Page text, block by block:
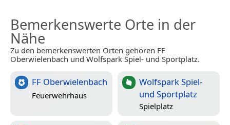
Bemerkenswerte Orte in der
Nähe
Zu den bemerkenswerten Orten gehören FF
Oberwielenbach und Wolfspark Spiel- und Sportplatz.
FF Oberwielenbach
Feuerwehrhaus
Wolfspark Spiel-
und Sportplatz
Spielplatz